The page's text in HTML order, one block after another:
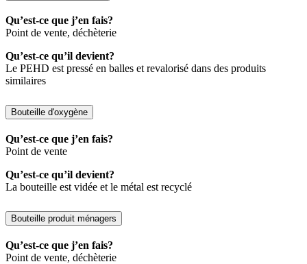
Qu’est-ce que j’en fais?
Point de vente, déchèterie
Qu’est-ce qu’il devient?
Le PEHD est pressé en balles et revalorisé dans des produits
similaires
Bouteille d'oxygène
Qu’est-ce que j’en fais?
Point de vente
Qu’est-ce qu’il devient?
La bouteille est vidée et le métal est recyclé
Bouteille produit ménagers
Qu’est-ce que j’en fais?
Point de vente, déchèterie